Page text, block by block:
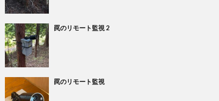
罠のリモート監視 2
罠のリモート監視